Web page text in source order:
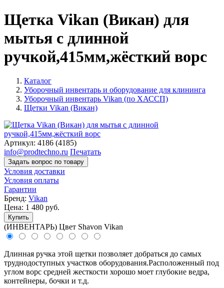
Щетка Vikan (Викан) для
мытья с длинной
ручкой,415мм,жёсткий ворс
Каталог
Уборочный инвентарь и оборудование для клининга
Уборочный инвентарь Vikan (по ХАССП)
Щетки Vikan (Викан)
Артикул: 4186 (4185)
info@prodtechno.ru Печатать
Задать вопрос по товару
Условия доставки
Условия оплаты
Гарантии
Бренд: Vikan
Цена: 1 480 руб.
Купить
(ИНВЕНТАРЬ) Цвет Shavon Vikan
Длинная ручка этой щетки позволяет добраться до самых
труднодоступных участков оборудования.Расположенный под
углом ворс средней жесткости хорошо моет глубокие ведра,
контейнеры, бочки и т.д.